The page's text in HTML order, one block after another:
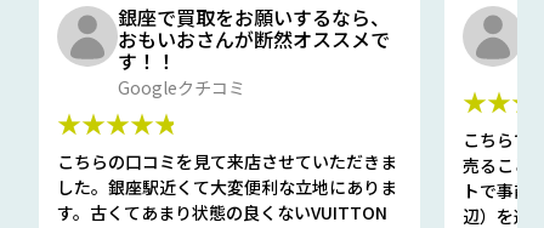
銀座で買取をお願いするなら、
おもいおさんが断然オススメで
す！！
Googleクチコミ
★★★★★
こちらの口コミを見て来店させていただきま
した。銀座駅近くて大変便利な立地にありま
す。古くてあまり状態の良くないVUITTON
こちらで
売ること
トで事前
辺）を選